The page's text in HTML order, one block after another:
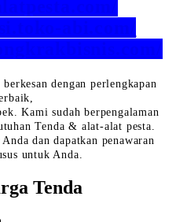
dengan perlengkapan
Kami sudah berpengalaman
Tenda & alat-alat pesta.
dan dapatkan penawaran
untuk Anda.
Tenda